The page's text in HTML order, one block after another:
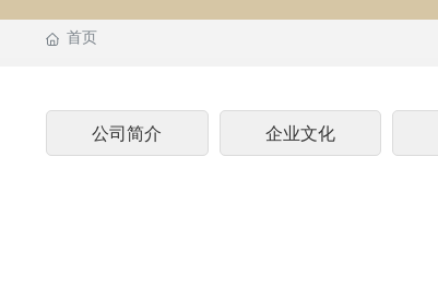
首页
公司简介 企业文化